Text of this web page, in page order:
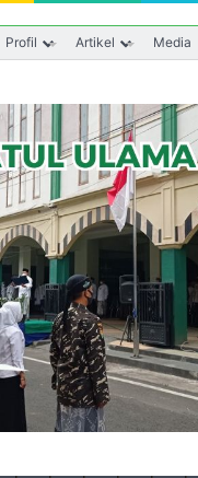
Profil Artikel Media